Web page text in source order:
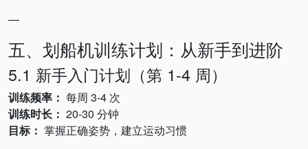
—
五、划船机训练计划：从新手到进阶
5.1 新手入门计划（第 1-4 周）
训练频率： 每周 3-4 次
训练时长： 20-30 分钟
目标： 掌握正确姿势，建立运动习惯